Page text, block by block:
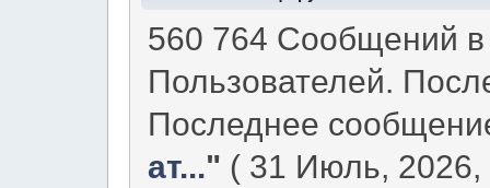
560 764 Сообщений
Пользователей.
Последнее
ат..." ( 31 Июль, 2026,